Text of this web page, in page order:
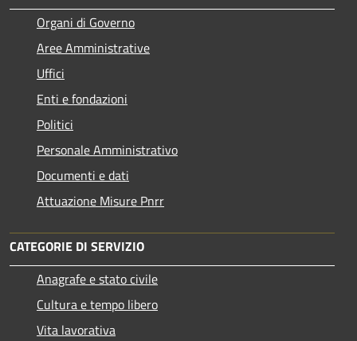
Organi di Governo
Aree Amministrative
Uffici
Enti e fondazioni
Politici
Personale Amministrativo
Documenti e dati
Attuazione Misure Pnrr
CATEGORIE DI SERVIZIO
Anagrafe e stato civile
Cultura e tempo libero
Vita lavorativa